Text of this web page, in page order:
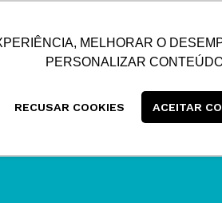
MELHORAR O
PERSONALIZAR
RECUSAR COOKIES ACEITAR
BLOG CONTATO